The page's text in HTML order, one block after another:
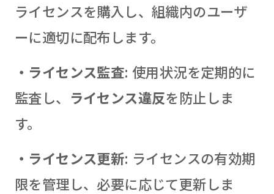
ライセンスを購入し、組織内のユーザ
ーに適切に配布します。
・ライセンス監査: 使用状況を定期的に
監査し、 ライセンス違反を防止しま
す。
・ライセンス更新: ライセンスの有効期
限を管理し、必要に応じて更新しま